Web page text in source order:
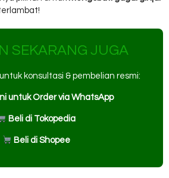
SEKARANG JUGA
konsultasi & pembelian resmi:
untuk Order via WhatsApp
Beli di Tokopedia
Beli di Shopee